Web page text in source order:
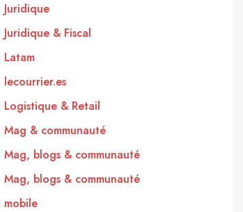
Juridique
Juridique & Fiscal
Latam
lecourrier.es
Logistique & Retail
Mag & communauté
Mag, blogs & communauté
Mag, blogs & communauté
mobile